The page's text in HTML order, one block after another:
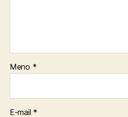
Meno *
E-mail *